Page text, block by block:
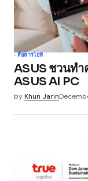
สื่อสารไอที
ASUS ชวนทำ
ASUS AI PC
byKhun Jarin